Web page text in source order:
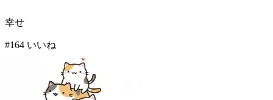
幸せ
#164 いいね